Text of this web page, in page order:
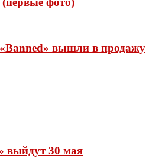
вышли в продажу
выйдут 30 мая